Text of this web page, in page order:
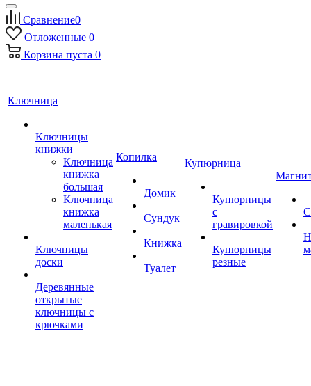
Сравнение0
Отложенные 0
Корзина пуста 0
Ключница
Ключницы
книжки
Ключница
книжка
большая
Ключница
книжка
маленькая
Ключницы
доски
Деревянные
открытые
ключницы с
крючками
Копилка
Домик
Сундук
Книжка
Туалет
Купюрница
Купюрницы
с
гравировкой
Купюрницы
резные